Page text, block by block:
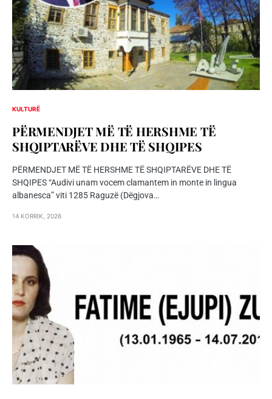
KULTURË
PËRMENDJET MË TË HERSHME TË
SHQIPTARËVE DHE TË SHQIPES
PËRMENDJET MË TË HERSHME TË SHQIPTARËVE DHE TË
SHQIPES “Audivi unam vocem clamantem in monte in lingua
albanesca” viti 1285 Raguzë (Dëgjova…
14 KORRIK, 2026